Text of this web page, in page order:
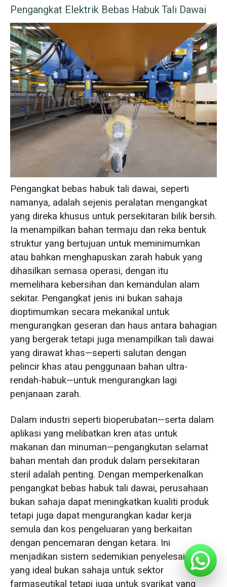
Pengangkat Elektrik Bebas Habuk Tali Dawai
Pengangkat bebas habuk tali dawai, seperti
namanya, adalah sejenis peralatan mengangkat
yang direka khusus untuk persekitaran bilik bersih.
Ia menampilkan bahan termaju dan reka bentuk
struktur yang bertujuan untuk meminimumkan
atau bahkan menghapuskan zarah habuk yang
dihasilkan semasa operasi, dengan itu
memelihara kebersihan dan kemandulan alam
sekitar. Pengangkat jenis ini bukan sahaja
dioptimumkan secara mekanikal untuk
mengurangkan geseran dan haus antara bahagian
yang bergerak tetapi juga menampilkan tali dawai
yang dirawat khas—seperti salutan dengan
pelincir khas atau penggunaan bahan ultra-
rendah-habuk—untuk mengurangkan lagi
penjanaan zarah.
Dalam industri seperti bioperubatan—serta dalam
aplikasi yang melibatkan kren atas untuk
makanan dan minuman—pengangkutan selamat
bahan mentah dan produk dalam persekitaran
steril adalah penting. Dengan memperkenalkan
pengangkat bebas habuk tali dawai, perusahaan
bukan sahaja dapat meningkatkan kualiti produk
tetapi juga dapat mengurangkan kadar kerja
semula dan kos pengeluaran yang berkaitan
dengan pencemaran dengan ketara. Ini
menjadikan sistem sedemikian penyelesaian
yang ideal bukan sahaja untuk sektor
farmaseutikal tetapi juga untuk syarikat yang